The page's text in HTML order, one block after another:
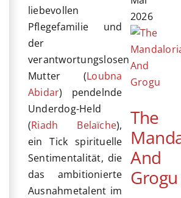
liebevollen
Pflegefamilie und
der
verantwortungslosen
Mutter (Loubna
Abidar) pendelnde
Underdog-Held
(Riadh Belaïche),
ein Tick spirituelle
Sentimentalität, die
das ambitionierte
Ausnahmetalent im
2026
The
And
Grogu